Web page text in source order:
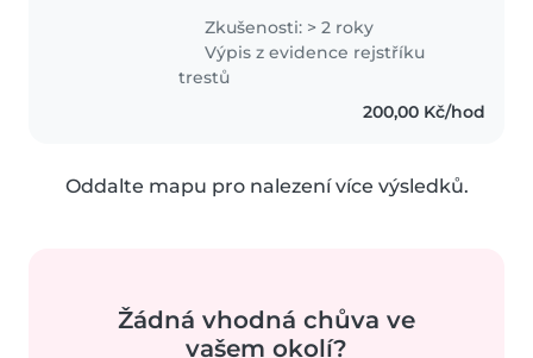
stupni ZŠ i v MŠ, kde nyní pracuji.
Ve volném čase vedu taneční
kroužky pro děti. Pracuji..
Zkušenosti: > 2 roky
Výpis z evidence rejstříku
trestů
200,00 Kč/hod
Oddalte mapu pro nalezení více výsledků.
Žádná vhodná chůva ve
vašem okolí?